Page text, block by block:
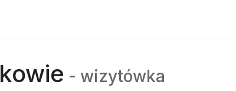
- wizytówka